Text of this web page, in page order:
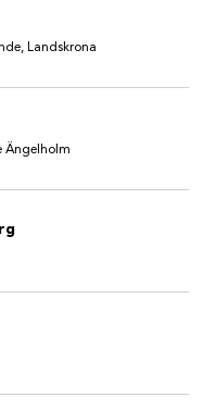
Landskrona
Ängelholm